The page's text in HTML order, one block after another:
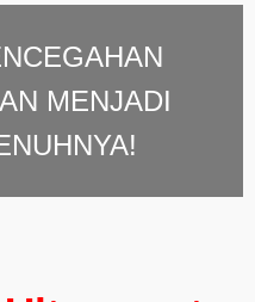
MENJADI